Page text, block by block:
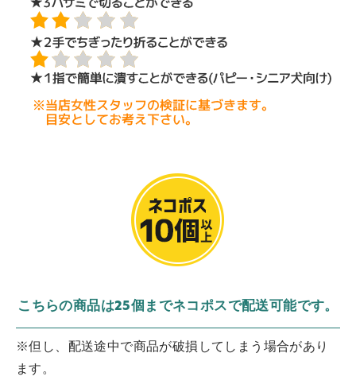
こちらの商品は25個までネコポスで配送可能です。
※但し、配送途中で商品が破損してしまう場合があり
ます。